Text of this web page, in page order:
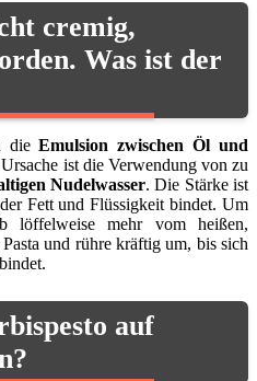
cremig,
Was ist der
dieEmulsion zwischen Öl und
ist die Verwendung von zu
Nudelwasser. Die Stärke ist
Fett und Flüssigkeit bindet. Um
löffelweise mehr vom heißen,
und rühre kräftig um, bis sich
auf